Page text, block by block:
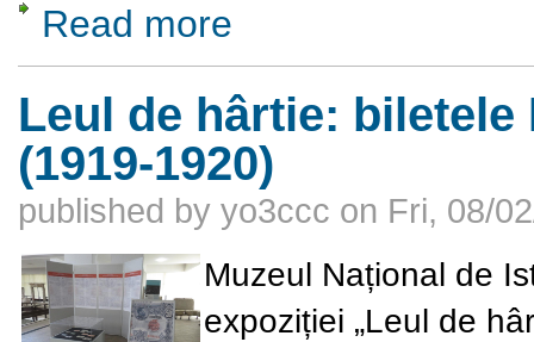
Read more
Leul de hârtie:
(1919-1920)
published by yo3ccc on Fri, 08/
Muzeul Național de
expoziției „Leul de